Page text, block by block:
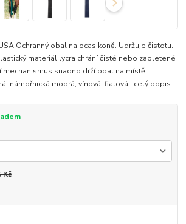
Ochranný obal na ocas koně. Udržuje čistotu.
materiál lycra chrání čisté nebo zapletené
mechanismus snadno drží obal na místě
námořnická modrá, vínová, fialová celý popis
Kč